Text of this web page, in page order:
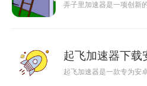
弄子里加速器是一项创新
起飞加速器下载
起飞加速器是一款专为安